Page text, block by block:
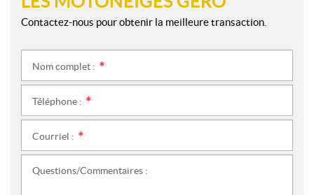
Contactez-nous pour obtenir la meilleure transaction.
Nom complet :
Téléphone :
Courriel :
Questions/Commentaires :